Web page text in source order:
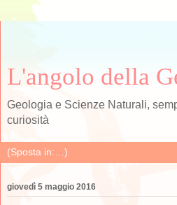
L'angolo della
Geologia e Scienze Naturali,
curiosità
giovedì 5 maggio 2016